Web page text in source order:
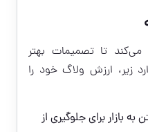
تا تصمیمات بهتر
زیر، ارزش ولاگ خود را
به بازار برای جلوگیری از